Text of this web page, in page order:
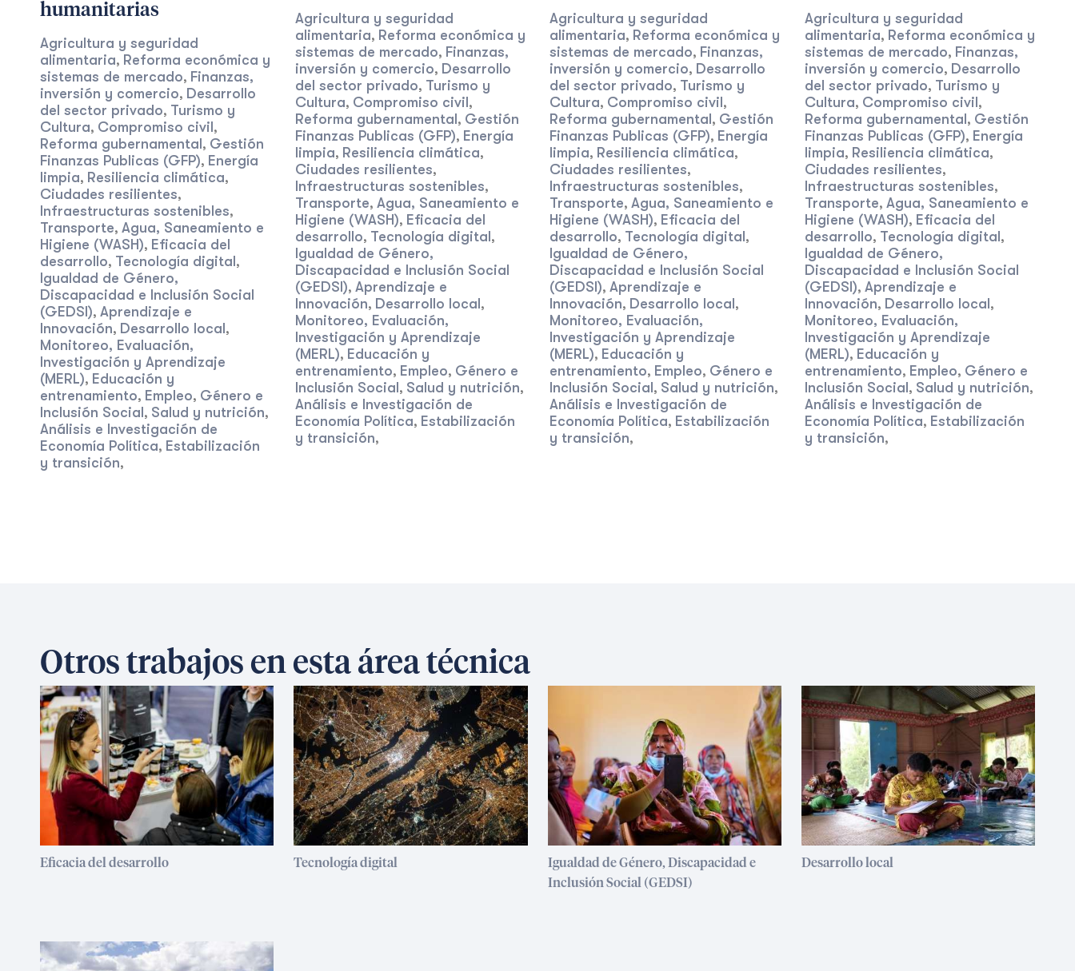
humanitarias
Agricultura y seguridad
alimentaria, Reforma económica y
sistemas de mercado, Finanzas,
inversión y comercio, Desarrollo
del sector privado, Turismo y
Cultura, Compromiso civil ,
Reforma gubernamental , Gestión
Finanzas Publicas (GFP), Energía
limpia, Resiliencia climática,
Ciudades resilientes,
Infraestructuras sostenibles,
Transporte, Agua, Saneamiento e
Higiene (WASH), Eficacia del
desarrollo, Tecnología digital ,
Igualdad de Género,
Discapacidad e Inclusión Social
(GEDSI), Aprendizaje e
Innovación, Desarrollo local ,
Monitoreo, Evaluación,
Investigación y Aprendizaje
(MERL), Educación y
entrenamiento, Empleo, Género e
Inclusión Social , Salud y nutrición,
Análisis e Investigación de
Economía Política, Estabilización
y transición,
Agricultura y seguridad
alimentaria, Reforma económica y
sistemas de mercado, Finanzas,
inversión y comercio, Desarrollo
del sector privado, Turismo y
Cultura, Compromiso civil ,
Reforma gubernamental , Gestión
Finanzas Publicas (GFP), Energía
limpia, Resiliencia climática,
Ciudades resilientes,
Infraestructuras sostenibles,
Transporte, Agua, Saneamiento e
Higiene (WASH), Eficacia del
desarrollo, Tecnología digital ,
Igualdad de Género,
Discapacidad e Inclusión Social
(GEDSI), Aprendizaje e
Innovación, Desarrollo local ,
Monitoreo, Evaluación,
Investigación y Aprendizaje
(MERL), Educación y
entrenamiento, Empleo, Género e
Inclusión Social , Salud y nutrición,
Análisis e Investigación de
Economía Política, Estabilización
y transición,
Agricultura y seguridad
alimentaria, Reforma económica y
sistemas de mercado, Finanzas,
inversión y comercio, Desarrollo
del sector privado, Turismo y
Cultura, Compromiso civil ,
Reforma gubernamental , Gestión
Finanzas Publicas (GFP), Energía
limpia, Resiliencia climática,
Ciudades resilientes,
Infraestructuras sostenibles,
Transporte, Agua, Saneamiento e
Higiene (WASH), Eficacia del
desarrollo, Tecnología digital ,
Igualdad de Género,
Discapacidad e Inclusión Social
(GEDSI), Aprendizaje e
Innovación, Desarrollo local ,
Monitoreo, Evaluación,
Investigación y Aprendizaje
(MERL), Educación y
entrenamiento, Empleo, Género e
Inclusión Social , Salud y nutrición,
Análisis e Investigación de
Economía Política, Estabilización
y transición,
Agricultura y seguridad
alimentaria, Reforma económica y
sistemas de mercado, Finanzas,
inversión y comercio, Desarrollo
del sector privado, Turismo y
Cultura, Compromiso civil ,
Reforma gubernamental , Gestión
Finanzas Publicas (GFP), Energía
limpia, Resiliencia climática,
Ciudades resilientes,
Infraestructuras sostenibles,
Transporte, Agua, Saneamiento e
Higiene (WASH), Eficacia del
desarrollo, Tecnología digital ,
Igualdad de Género,
Discapacidad e Inclusión Social
(GEDSI), Aprendizaje e
Innovación, Desarrollo local ,
Monitoreo, Evaluación,
Investigación y Aprendizaje
(MERL), Educación y
entrenamiento, Empleo, Género e
Inclusión Social , Salud y nutrición,
Análisis e Investigación de
Economía Política, Estabilización
y transición,
Otros trabajos en esta área técnica
Eficacia del desarrollo Tecnología digital
Igualdad de Género, Discapacidad e
Inclusión Social (GEDSI)
Desarrollo local